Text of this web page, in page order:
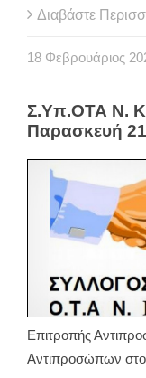
Διαβάστε
18 Φεβρουάριος
Σ.Υπ.ΟΤΑ Ν.
Παρασκευή
Επιτροπής
Αντιπροσώπων